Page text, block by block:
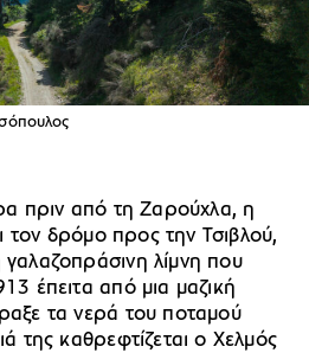
πριν από τη Ζαρούχλα, η
τον δρόμο προς την Τσιβλού,
λίμνη που
έπειτα από μια μαζική
τα νερά του ποταμού
της καθρεφτίζεται ο Χελμός